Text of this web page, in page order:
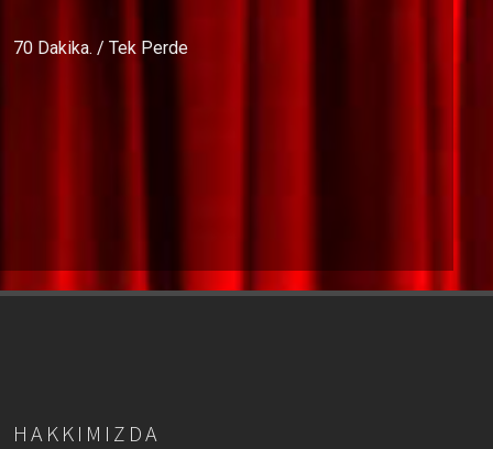
70 Dakika. / Tek Perde
HAKKIMIZDA